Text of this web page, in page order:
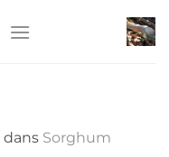
dans Sorghum